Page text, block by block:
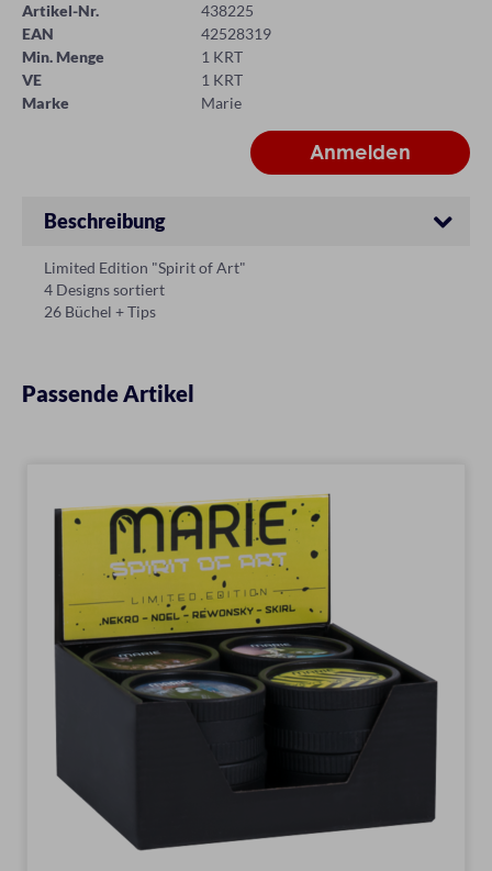
Artikel-Nr.
438225
EAN
42528319
Min. Menge
1 KRT
VE
1 KRT
Marke
Marie
Beschreibung
Limited Edition "Spirit of Art"
4 Designs sortiert
26 Büchel + Tips
Passende Artikel